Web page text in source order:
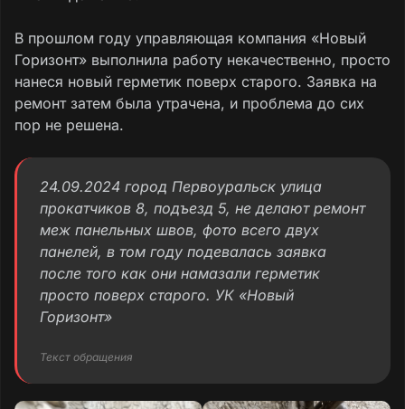
В прошлом году управляющая компания «Новый
Горизонт» выполнила работу некачественно, просто
нанеся новый герметик поверх старого. Заявка на
ремонт затем была утрачена, и проблема до сих
пор не решена.
24.09.2024 город Первоуральск улица
прокатчиков 8, подъезд 5, не делают ремонт
меж панельных швов, фото всего двух
панелей, в том году подевалась заявка
после того как они намазали герметик
просто поверх старого. УК «Новый
Горизонт»
Текст обращения